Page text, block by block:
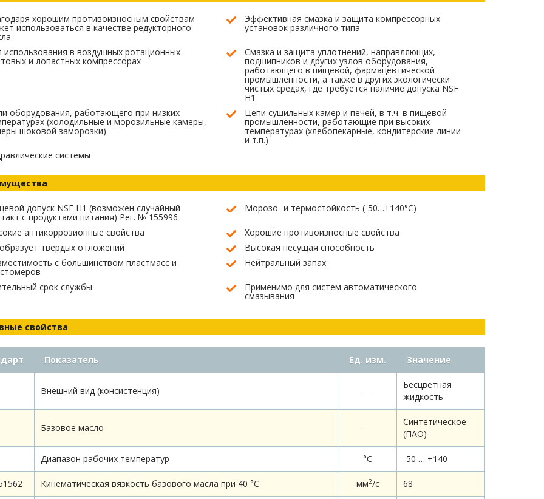
хорошим противоизносным свойствам
использоваться в качестве редукторного
Эффективная смазка и защита компрессорных
установок различного типа
использования в воздушных ротационных
и лопастных компрессорах
Смазка и защита уплотнений, направляющих,
подшипников и других узлов оборудования,
работающего в пищевой, фармацевтической
промышленности, а также в других экологически
чистых средах, где требуется наличие допуска NSF
H1
оборудования, работающего при низких
(холодильные и морозильные камеры,
шоковой заморозки)
Цепи сушильных камер и печей, в т.ч. в пищевой
промышленности, работающие при высоких
температурах (хлебопекарные, кондитерские линии
и т.п.)
системы
допуск NSF H1 (возможен случайный
с продуктами питания) Рег. № 155996
Морозо- и термостойкость (-50…+140°С)
антикоррозионные свойства
Хорошие противоизносные свойства
твердых отложений
Высокая несущая способность
с большинством пластмасс и
Нейтральный запах
срок службы Применимо для систем автоматического
смазывания
свойства
Показатель Ед. изм. Значение
Внешний вид (консистенция) —
Бесцветная
жидкость
Базовое масло —
Синтетическое
(ПАО)
Диапазон рабочих температур °С -50 … +140
Кинематическая вязкость базового масла при 40 °С мм2/c 68